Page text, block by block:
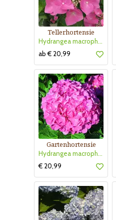
Tellerhortensie
Hydrangea macrophylla 'Teller Rosa'
ab € 20,99
Gartenhortensie
Hydrangea macrophylla 'Masja'
€ 20,99